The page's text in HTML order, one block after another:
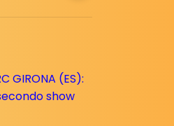
GIRONA (ES):
show